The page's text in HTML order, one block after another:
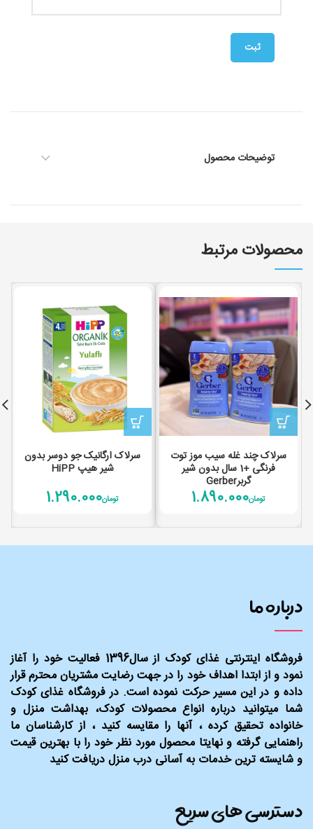
توضیحات محصول
محصولات مرتبط
سرلاک چند غله سیب موز توت
فرنگی +1 سال بدون شیر
گربرGerber
تومان1.890.000
سرلاک ارگانیک جو دوسر بدون
شیر هیپ HiPP
تومان1.290.000
دسترسی های سریع
درباره ما
فروشگاه اینترنتی غذای کودک از سال1396 فعالیت خود را آغاز
نمود و از ابتدا اهداف خود را در جهت رضایت مشتریان محترم قرار
داده و در این مسیر حرکت نموده است. در فروشگاه غذای کودک
شما میتوانید درباره انواع محصولات کودک، بهداشت منزل و
خانواده تحقیق کرده ، آنها را مقایسه کنید ، از کارشناسان ما
راهنمایی گرفته و نهایتا محصول مورد نظر خود را با بهترین قیمت
و شایسته ترین خدمات به آسانی درب منزل دریافت کنید